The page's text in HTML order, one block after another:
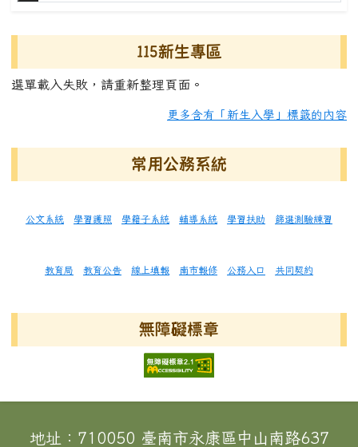
115新生專區
選單載入失敗，請重新整理頁面。
更多含有「新生入學」標籤的內容
常用公務系統
公文系統 學習護照 學籍子系統 輔導系統 學習扶助 篩選測驗練習
教育局 教育公告 線上填報 南市報修 公務入口 共同契約
無障礙標章
頁尾區域內容
地址：710050 臺南市永康區中山南路637